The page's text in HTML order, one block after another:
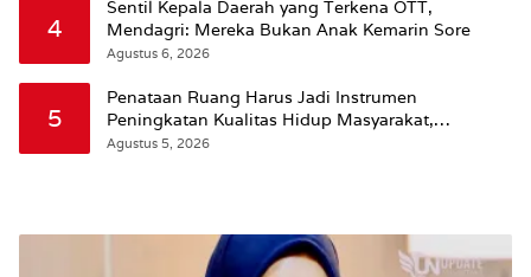
4
Sentil Kepala Daerah yang Terkena OTT,
Mendagri: Mereka Bukan Anak Kemarin Sore
Agustus 6, 2026
5
Penataan Ruang Harus Jadi Instrumen
Peningkatan Kualitas Hidup Masyarakat,
Wattimena: Revisi RT-RW Ditetapkan Pemkot
Agustus 5, 2026